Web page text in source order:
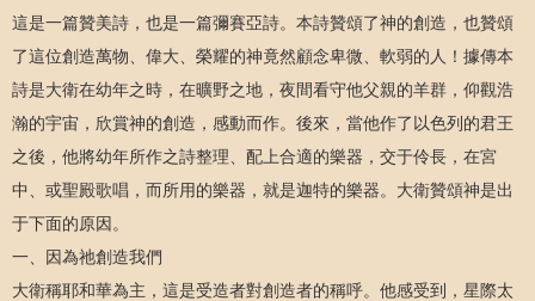
這是一篇贊美詩，也是一篇彌賽亞詩。本詩贊頌了神的創造，也贊頌
了這位創造萬物、偉大、榮耀的神竟然顧念卑微、軟弱的人！據傳本
詩是大衛在幼年之時，在曠野之地，夜間看守他父親的羊群，仰觀浩
瀚的宇宙，欣賞神的創造，感動而作。後來，當他作了以色列的君王
之後，他將幼年所作之詩整理、配上合適的樂器，交于伶長，在宮
中、或聖殿歌唱，而所用的樂器，就是迦特的樂器。大衛贊頌神是出
于下面的原因。
一、因為祂創造我們
大衛稱耶和華為主，這是受造者對創造者的稱呼。他感受到，星際太